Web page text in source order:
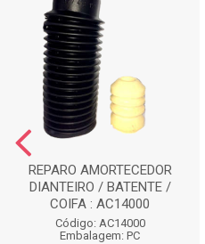
REPARO AMORTECEDOR
DIANTEIRO / BATENTE /
COIFA : AC14000
Código: AC14000
Embalagem: PC